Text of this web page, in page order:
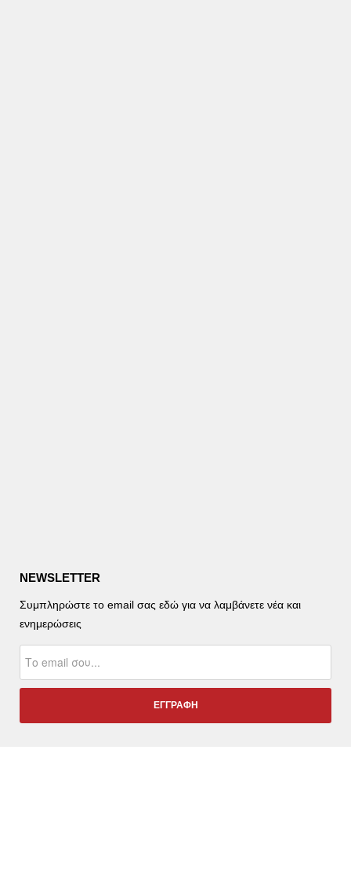
NEWSLETTER
Συμπληρώστε το email σας εδώ για να λαμβάνετε νέα και
ενημερώσεις